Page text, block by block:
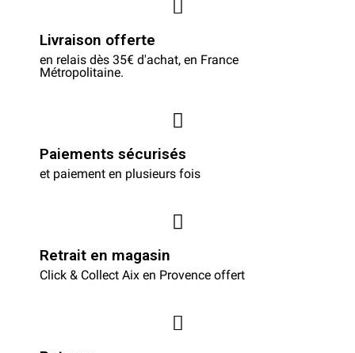
Livraison offerte
en relais dès 35€ d'achat, en France
Métropolitaine.
Paiements sécurisés
et paiement en plusieurs fois
Retrait en magasin
Click & Collect Aix en Provence offert